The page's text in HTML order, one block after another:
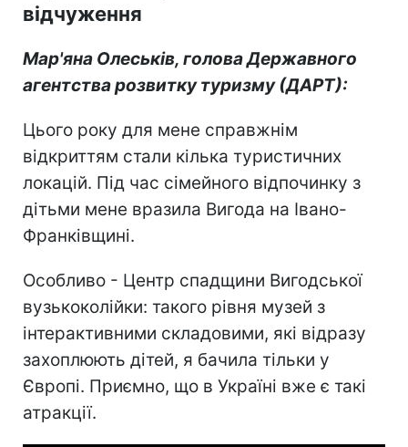
відчуження
Мар'яна Олеськів, голова Державного
агентства розвитку туризму (ДАРТ):
Цього року для мене справжнім
відкриттям стали кілька туристичних
локацій. Під час сімейного відпочинку з
дітьми мене вразила Вигода на Івано-
Франківщині.
Особливо - Центр спадщини Вигодської
вузькоколійки: такого рівня музей з
інтерактивними складовими, які відразу
захоплюють дітей, я бачила тільки у
Європі. Приємно, що в Україні вже є такі
атракції.